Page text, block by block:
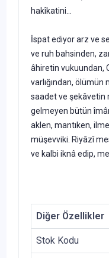
hakîkatini...
İspat ediyor arz ve
ve ruh bahsinden,
âhiretin vukuundan,
varlığından,
saadet ve şekâvetin
gelmeyen bütün
aklen, mantıken,
müşevviki. Riyâzî
ve kalbi iknâ edip,
Diğer Özellikler
Stok Kodu